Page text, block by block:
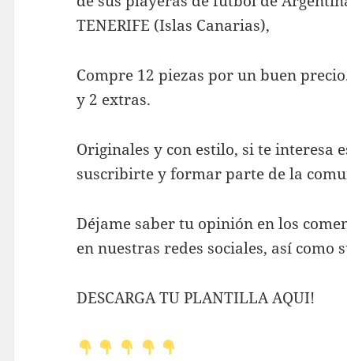
TENERIFE (Islas Canarias),
Compre 12 piezas por un buen
y 2 extras.
Originales y con estilo, si te interesa
suscribirte y formar parte de la
Déjame saber tu opinión en los
en nuestras redes sociales, así como
DESCARGA TU PLANTILLA AQUI!